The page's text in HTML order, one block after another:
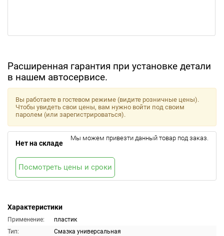
Расширенная гарантия при установке детали
в нашем автосервисе.
Характеристики
Применение:
пластик
Тип:
Смазка универсальная
Вы работаете в гостевом режиме (видите розничные цены).
Чтобы увидеть свои цены, вам нужно войти под своим
паролем (или зарегистрироваться).
Нет на складе
Мы можем привезти данный товар под заказ.
Посмотреть цены и сроки